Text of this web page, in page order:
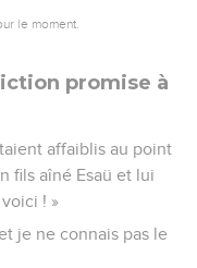
le moment.
promise à
affaiblis au point
fils aîné Esaü et lui
! »
je ne connais pas le